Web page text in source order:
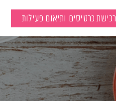
רכישת כרטיסים ותיאום פעילות